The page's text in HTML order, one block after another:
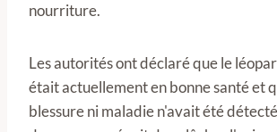
nourriture.
Les autorités ont déclaré que le
était actuellement en bonne santé et
blessure ni maladie n'avait été